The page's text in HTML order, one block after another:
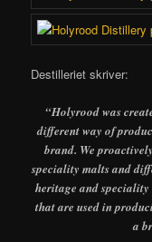
Destilleriet skriver:
“Holyrood was
different way of
brand. We
speciality malts and
heritage and speciality
that are used in
a